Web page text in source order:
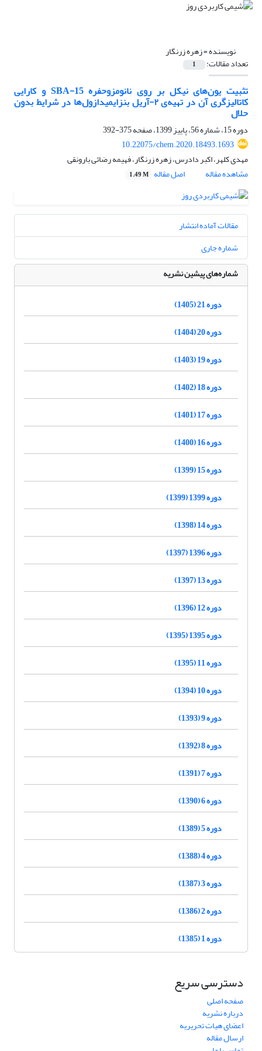
نویسنده =زهره زرنگار
تعداد مقالات: 1
تثبیت یون‌های نیکل بر روی نانومزوحفره SBA-15 و کارایی
کاتالیزگری آن در تهیه‌ی ۲-آریل بنزایمیدازول‌ها در شرایط بدون
حلال
دوره 15، شماره 56، پاییز 1399، صفحه
375-392
10.22075/chem.2020.18493.1693
مهدی کلهر، اکبر دادرس، زهره زرنگار، فهیمه رضائی بارونقی
مشاهده مقاله
اصل مقاله 1.49 M
مقالات آماده انتشار
شماره جاری
شماره‌های پیشین نشریه
دوره 21 (1405)
دوره 20 (1404)
دوره 19 (1403)
دوره 18 (1402)
دوره 17 (1401)
دوره 16 (1400)
دوره 15 (1399)
دوره 1399 (1399)
دوره 14 (1398)
دوره 1396 (1397)
دوره 13 (1397)
دوره 12 (1396)
دوره 1395 (1395)
دوره 11 (1395)
دوره 10 (1394)
دوره 9 (1393)
دوره 8 (1392)
دوره 7 (1391)
دوره 6 (1390)
دوره 5 (1389)
دوره 4 (1388)
دوره 3 (1387)
دوره 2 (1386)
دوره 1 (1385)
دسترسی سریع
صفحه اصلی
درباره نشریه
اعضای هیات تحریریه
ارسال مقاله